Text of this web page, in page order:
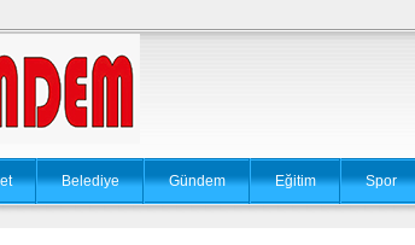
Belediye Gündem Eğitim Spor